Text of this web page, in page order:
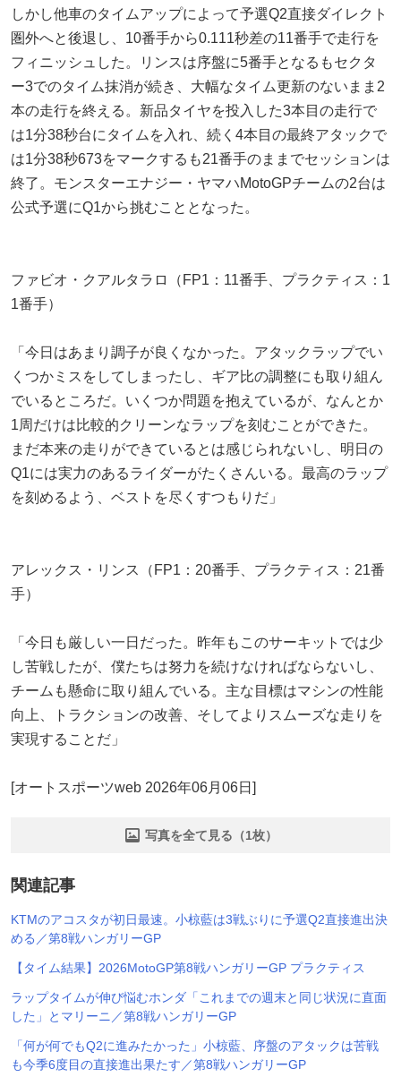
しかし他車のタイムアップによって予選Q2直接ダイレクト
圏外へと後退し、10番手から0.111秒差の11番手で走行を
フィニッシュした。リンスは序盤に5番手となるもセクタ
ー3でのタイム抹消が続き、大幅なタイム更新のないまま2
本の走行を終える。新品タイヤを投入した3本目の走行で
は1分38秒台にタイムを入れ、続く4本目の最終アタックで
は1分38秒673をマークするも21番手のままでセッションは
終了。モンスターエナジー・ヤマハMotoGPチームの2台は
公式予選にQ1から挑むこととなった。
ファビオ・クアルタラロ（FP1：11番手、プラクティス：1
1番手）
「今日はあまり調子が良くなかった。アタックラップでい
くつかミスをしてしまったし、ギア比の調整にも取り組ん
でいるところだ。いくつか問題を抱えているが、なんとか
1周だけは比較的クリーンなラップを刻むことができた。
まだ本来の走りができているとは感じられないし、明日の
Q1には実力のあるライダーがたくさんいる。最高のラップ
を刻めるよう、ベストを尽くすつもりだ」
アレックス・リンス（FP1：20番手、プラクティス：21番
手）
「今日も厳しい一日だった。昨年もこのサーキットでは少
し苦戦したが、僕たちは努力を続けなければならないし、
チームも懸命に取り組んでいる。主な目標はマシンの性能
向上、トラクションの改善、そしてよりスムーズな走りを
実現することだ」
[オートスポーツweb 2026年06月06日]
写真を全て見る（1枚）
関連記事
KTMのアコスタが初日最速。小椋藍は3戦ぶりに予選Q2直接進出決
める／第8戦ハンガリーGP
【タイム結果】2026MotoGP第8戦ハンガリーGP プラクティス
ラップタイムが伸び悩むホンダ「これまでの週末と同じ状況に直面
した」とマリーニ／第8戦ハンガリーGP
「何が何でもQ2に進みたかった」小椋藍、序盤のアタックは苦戦
も今季6度目の直接進出果たす／第8戦ハンガリーGP